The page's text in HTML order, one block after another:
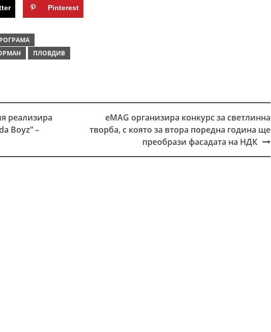
Pinterest
ПЛОВДИВ
реализира
Boyz” –
eMAG организира конкурс за светлинна
творба, с която за втора поредна година ще
преобрази фасадата на НДК